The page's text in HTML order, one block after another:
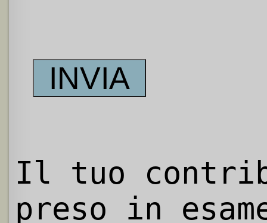
Il tuo
preso in